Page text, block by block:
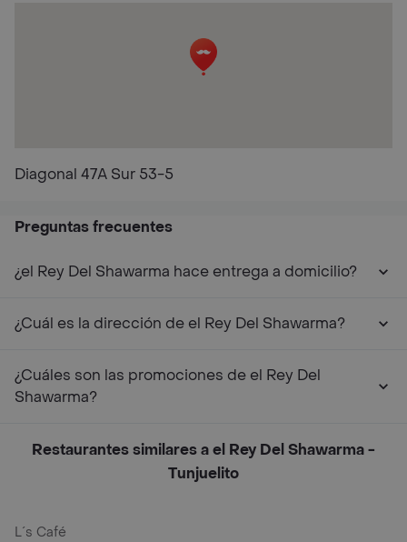
Diagonal 47A Sur 53-5
Preguntas frecuentes
¿el Rey Del Shawarma hace entrega a domicilio?
¿Cuál es la dirección de el Rey Del Shawarma?
¿Cuáles son las promociones de el Rey Del
Shawarma?
Restaurantes similares a el Rey Del Shawarma -
Tunjuelito
L´s Café